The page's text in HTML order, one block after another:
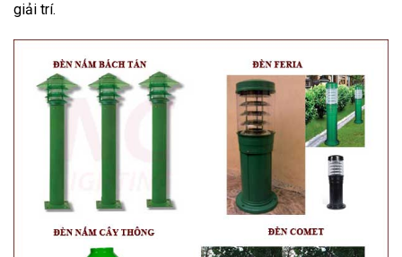
giải trí.